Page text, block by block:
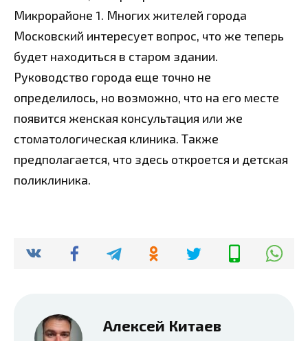
Микрорайоне 1. Многих жителей города
Московский интересует вопрос, что же теперь
будет находиться в старом здании.
Руководство города еще точно не
определилось, но возможно, что на его месте
появится женская консультация или же
стоматологическая клиника. Также
предполагается, что здесь откроется и детская
поликлиника.
Алексей Китаев